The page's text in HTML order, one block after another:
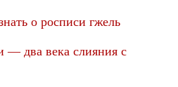
о росписи гжель
— два века слияния с